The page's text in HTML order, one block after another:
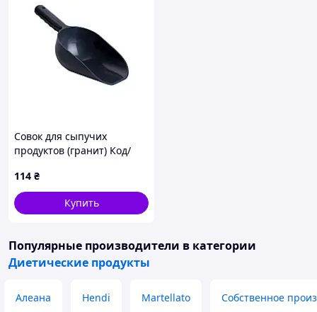
Совок для сыпучих
продуктов (гранит) Код/
114 ₴
Купить
Популярные производители в категории
Диетические продукты
Алеана Hendi Martellato Собственное